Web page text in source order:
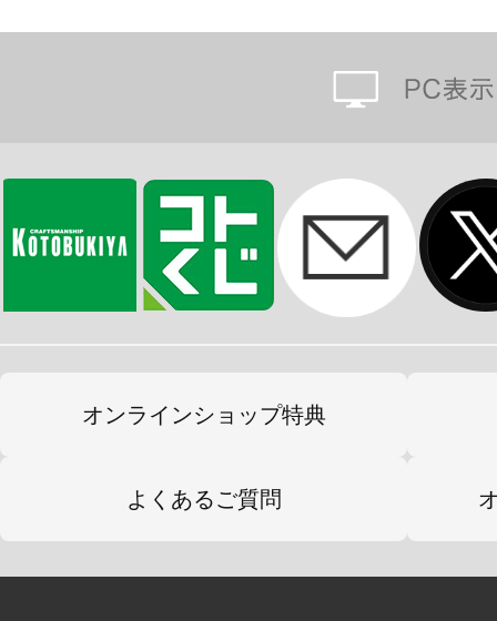
オンラインショップ特典
よくあるご質問